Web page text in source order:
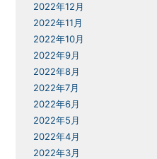
2022年12月
2022年11月
2022年10月
2022年9月
2022年8月
2022年7月
2022年6月
2022年5月
2022年4月
2022年3月